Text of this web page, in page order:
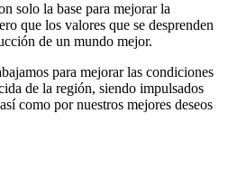
solo la base para mejorar la
que los valores que se desprenden
de un mundo mejor.
para mejorar las condiciones
de la región, siendo impulsados
como por nuestros mejores deseos